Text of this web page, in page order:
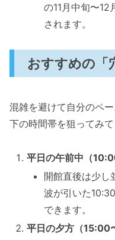
の11月中旬〜12
されます。
おすすめの「
混雑を避けて自分のペ
下の時間帯を狙ってみて
平日の午前中（
開館直後は少し
波が引いた
できます。
平日の夕方（15:00